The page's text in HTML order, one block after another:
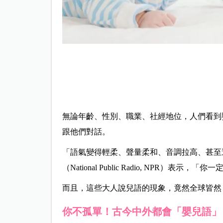
無論年齡、性別、職業、社經地位，人們看
跟他們對話。
「語氣變得輕柔、聲量柔和、音調拉高、甚
（National Public Radio, NPR）表示，「你
而且，這些大人說兒語的現象，竟然全球皆然
你不孤單！古今中外都會「嬰兒語」